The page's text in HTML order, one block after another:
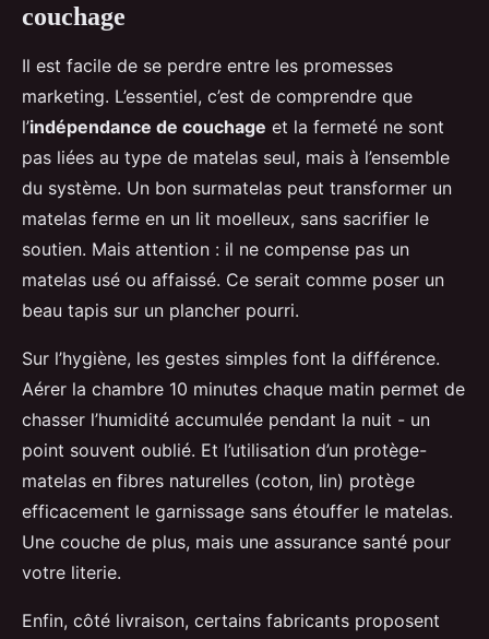
couchage
Il est facile de se perdre entre les promesses
marketing. L’essentiel, c’est de comprendre que
l’indépendance de couchage et la fermeté ne sont
pas liées au type de matelas seul, mais à l’ensemble
du système. Un bon surmatelas peut transformer un
matelas ferme en un lit moelleux, sans sacrifier le
soutien. Mais attention : il ne compense pas un
matelas usé ou affaissé. Ce serait comme poser un
beau tapis sur un plancher pourri.
Sur l’hygiène, les gestes simples font la différence.
Aérer la chambre 10 minutes chaque matin permet de
chasser l’humidité accumulée pendant la nuit - un
point souvent oublié. Et l’utilisation d’un protège-
matelas en fibres naturelles (coton, lin) protège
efficacement le garnissage sans étouffer le matelas.
Une couche de plus, mais une assurance santé pour
votre literie.
Enfin, côté livraison, certains fabricants proposent